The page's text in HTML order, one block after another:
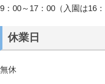
9：00～17：00（入園は16：
休業日
無休